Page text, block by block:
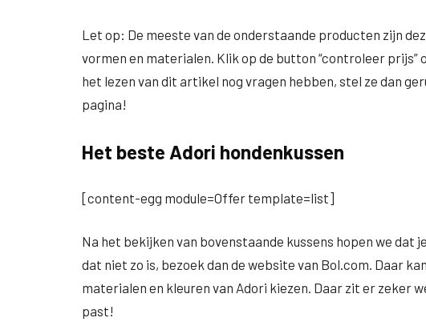
Let op: De meeste van de onderstaande producten zijn
vormen en materialen. Klik op de button “controleer prijs”
het lezen van dit artikel nog vragen hebben, stel ze dan
pagina!
Het beste Adori hondenkussen
[content-egg module=Offer template=list]
Na het bekijken van bovenstaande kussens hopen we dat
dat niet zo is, bezoek dan de website van Bol.com. Daar
materialen en kleuren van Adori kiezen. Daar zit er zeker
past!